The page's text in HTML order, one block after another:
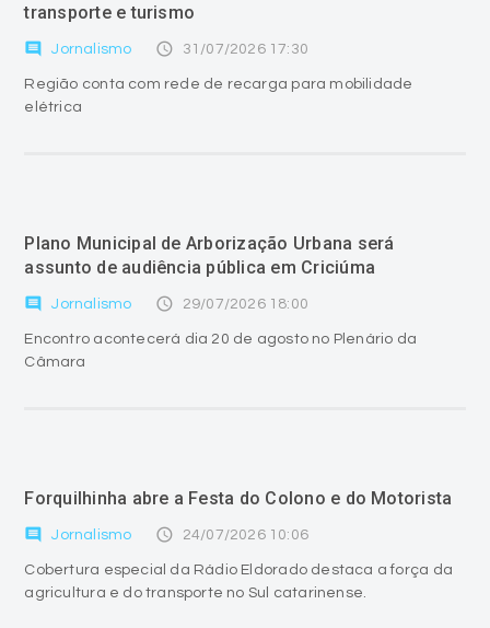
transporte e turismo
comment Jornalismo access_time 31/07/2026 17:30
Região conta com rede de recarga para mobilidade
elétrica
Plano Municipal de Arborização Urbana será
assunto de audiência pública em Criciúma
comment Jornalismo access_time 29/07/2026 18:00
Encontro acontecerá dia 20 de agosto no Plenário da
Câmara
Forquilhinha abre a Festa do Colono e do Motorista
comment Jornalismo access_time 24/07/2026 10:06
Cobertura especial da Rádio Eldorado destaca a força da
agricultura e do transporte no Sul catarinense.